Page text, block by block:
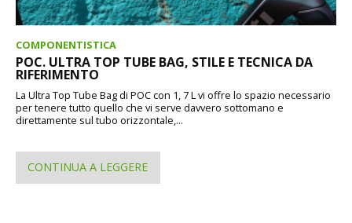
COMPONENTISTICA
POC. ULTRA TOP TUBE BAG, STILE E TECNICA DA
RIFERIMENTO
La Ultra Top Tube Bag di POC con 1, 7 L vi offre lo spazio necessario
per tenere tutto quello che vi serve davvero sottomano e
direttamente sul tubo orizzontale,...
CONTINUA A LEGGERE